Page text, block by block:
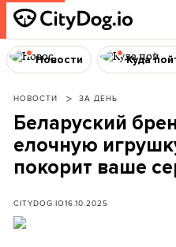
Новости Куда
НОВОСТИ ЗА ДЕНЬ
Беларуский
елочную
покорит ваше
CITYDOG.IO16.10.2025